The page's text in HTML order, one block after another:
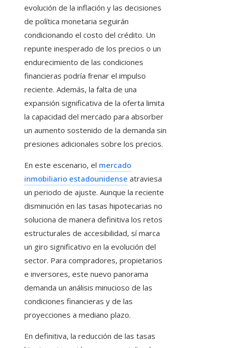
evolución de la inflación y las decisiones
de política monetaria seguirán
condicionando el costo del crédito. Un
repunte inesperado de los precios o un
endurecimiento de las condiciones
financieras podría frenar el impulso
reciente. Además, la falta de una
expansión significativa de la oferta limita
la capacidad del mercado para absorber
un aumento sostenido de la demanda sin
presiones adicionales sobre los precios.
En este escenario, el mercado
inmobiliario estadounidense atraviesa
un periodo de ajuste. Aunque la reciente
disminución en las tasas hipotecarias no
soluciona de manera definitiva los retos
estructurales de accesibilidad, sí marca
un giro significativo en la evolución del
sector. Para compradores, propietarios
e inversores, este nuevo panorama
demanda un análisis minucioso de las
condiciones financieras y de las
proyecciones a mediano plazo.
En definitiva, la reducción de las tasas